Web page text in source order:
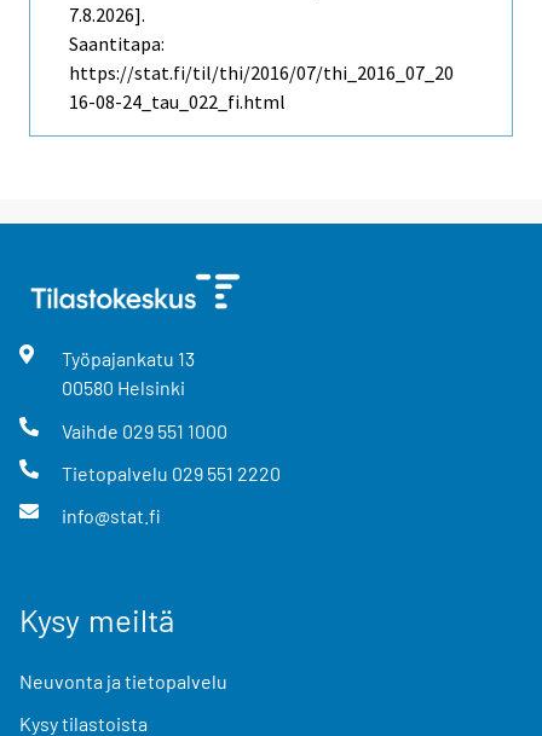
7.8.2026].
Saantitapa:
https://stat.fi/til/thi/2016/07/thi_2016_07_20
16-08-24_tau_022_fi.html
Työpajankatu 13
00580 Helsinki
Vaihde 029 551 1000
Tietopalvelu 029 551 2220
info@stat.fi
Kysy meiltä
Neuvonta ja tietopalvelu
Kysy tilastoista